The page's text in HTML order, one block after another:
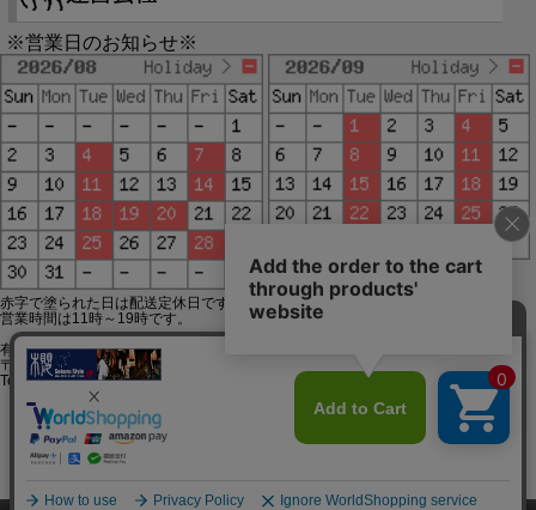
※営業日のお知らせ※
赤字で塗られた日は配送定休日です。
営業時間は11時～19時です。
有限会社ジップジップ SakuraStyle通販事業部
〒650-0021 神戸市中央区三宮町3-9-19イトウビル1,4F
Tel:078-332-2013 FAX:078-333-6644
SSL/TLSとは?